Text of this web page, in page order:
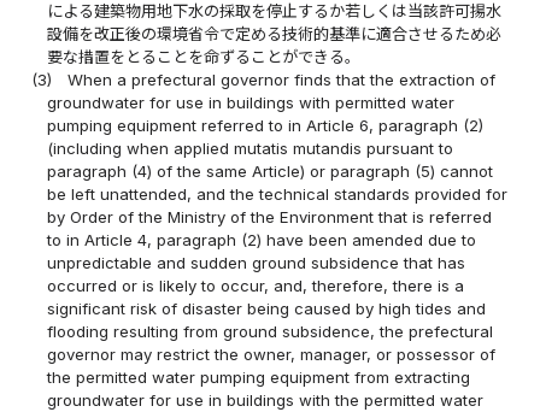
による建築物用地下水の採取を停止するか若しくは当該許可揚水
設備を改正後の環境省令で定める技術的基準に適合させるため必
要な措置をとることを命ずることができる。
(3)
When a prefectural governor finds that the extraction of
groundwater for use in buildings with permitted water
pumping equipment referred to in Article 6, paragraph (2)
(including when applied mutatis mutandis pursuant to
paragraph (4) of the same Article) or paragraph (5) cannot
be left unattended, and the technical standards provided for
by Order of the Ministry of the Environment that is referred
to in Article 4, paragraph (2) have been amended due to
unpredictable and sudden ground subsidence that has
occurred or is likely to occur, and, therefore, there is a
significant risk of disaster being caused by high tides and
flooding resulting from ground subsidence, the prefectural
governor may restrict the owner, manager, or possessor of
the permitted water pumping equipment from extracting
groundwater for use in buildings with the permitted water